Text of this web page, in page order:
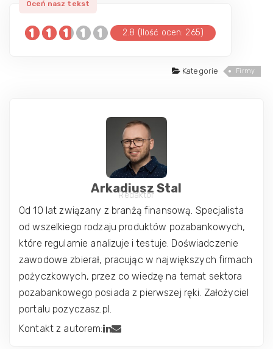
2.8 (Ilość ocen: 265)
Kategorie Firmy
Arkadiusz Stal
Redaktor
Od 10 lat związany z branżą finansową. Specjalista
od wszelkiego rodzaju produktów pozabankowych,
które regularnie analizuje i testuje. Doświadczenie
zawodowe zbierał, pracując w największych firmach
pożyczkowych, przez co wiedzę na temat sektora
pozabankowego posiada z pierwszej ręki. Założyciel
portalu pozyczasz.pl.
Kontakt z autorem: